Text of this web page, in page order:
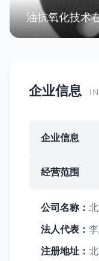
油抗氧化技术
企业信息
企业信息
经营范围
公司名称：
法人代表：
注册地址：